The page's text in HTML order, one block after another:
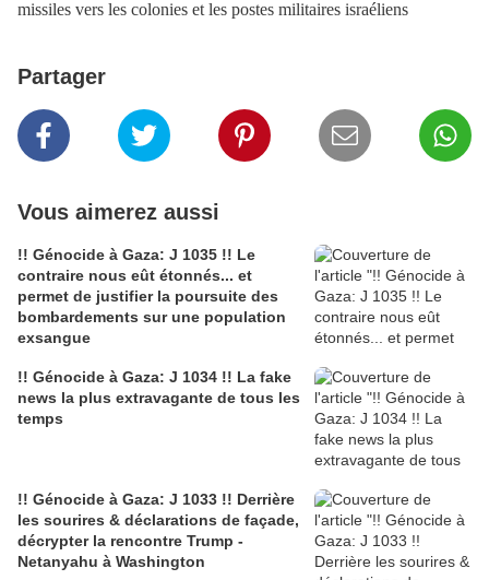
missiles vers les colonies et les postes militaires israéliens
Partager
Vous aimerez aussi
!! Génocide à Gaza: J 1035 !! Le
contraire nous eût étonnés... et
permet de justifier la poursuite des
bombardements sur une population
exsangue
!! Génocide à Gaza: J 1034 !! La fake
news la plus extravagante de tous les
temps
!! Génocide à Gaza: J 1033 !! Derrière
les sourires & déclarations de façade,
décrypter la rencontre Trump -
Netanyahu à Washington